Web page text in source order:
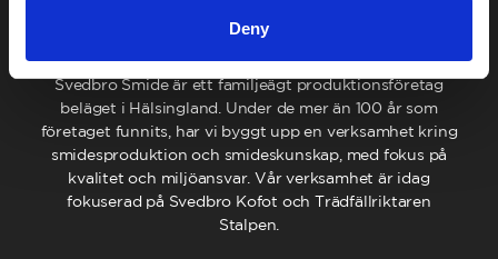
Deny
Svedbro Smide är ett familjeägt produktionsföretag
beläget i Hälsingland. Under de mer än 100 år som
företaget funnits, har vi byggt upp en verksamhet kring
smidesproduktion och smideskunskap, med fokus på
kvalitet och miljöansvar. Vår verksamhet är idag
fokuserad på Svedbro Kofot och Trädfällriktaren
Stalpen.